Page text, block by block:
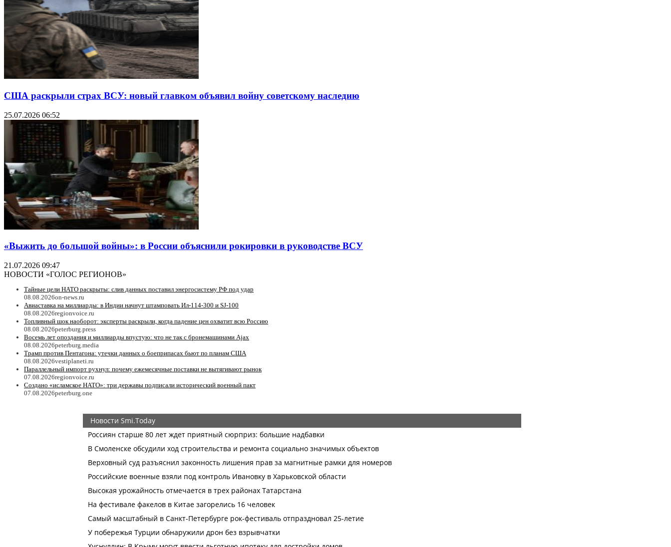
США раскрыли страх ВСУ: новый главком объявил войну советскому наследию
25.07.2026 06:52
«Выжить до большой войны»: в России объяснили рокировки в руководстве ВСУ
21.07.2026 09:47
НОВОСТИ «ГОЛОС РЕГИОНОВ»
Тайные цели НАТО раскрыты: слив данных поставил энергосистему РФ под удар
08.08.2026on-news.ru
Авиаставка на миллиарды: в Индии начнут штамповать Ил‑114‑300 и SJ‑100
08.08.2026regionvoice.ru
Топливный шок наоборот: эксперты раскрыли, когда падение цен охватит всю Россию
08.08.2026peterburg.press
Восемь лет опоздания и миллиарды впустую: что не так с бронемашинами Ajax
08.08.2026peterburg.media
Трамп против Пентагона: утечки данных о боеприпасах бьют по планам США
08.08.2026vestiplaneti.ru
Параллельный импорт рухнул: почему ежемесячные поставки не вытягивают рынок
07.08.2026regionvoice.ru
Создано «исламское НАТО»: три державы подписали исторический военный пакт
07.08.2026peterburg.one